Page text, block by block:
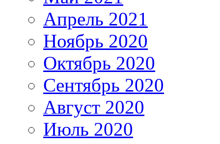
Апрель 2021
Ноябрь 2020
Октябрь 2020
Сентябрь 2020
Август 2020
Июль 2020